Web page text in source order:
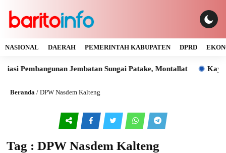
NASIONAL DAERAH PEMERINTAH KABUPATEN DPRD
Pembangunan Jembatan Sungai Patake, Montallat Kaya
Beranda / DPW Nasdem Kalteng
Tag : DPW Nasdem Kalteng